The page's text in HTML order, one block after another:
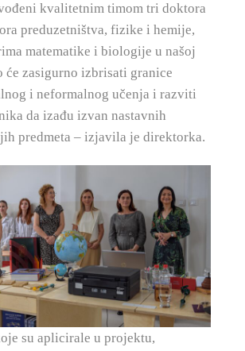
kvalitetnim timom tri doktora
preduzetništva, fizike i hemije,
matematike i biologije u našoj
će zasigurno izbrisati granice
i neformalnog učenja i razviti
da izađu izvan nastavnih
predmeta – izjavila je direktorka.
su aplicirale u projektu,